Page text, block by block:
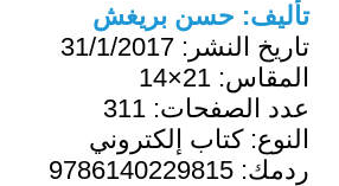
تأليف: حسن بريغش
تاريخ النشر: 31/1/2017
المقاس: 21×14
عدد الصفحات: 311
النوع:كتاب إلكتروني
ردمك: 9786140229815